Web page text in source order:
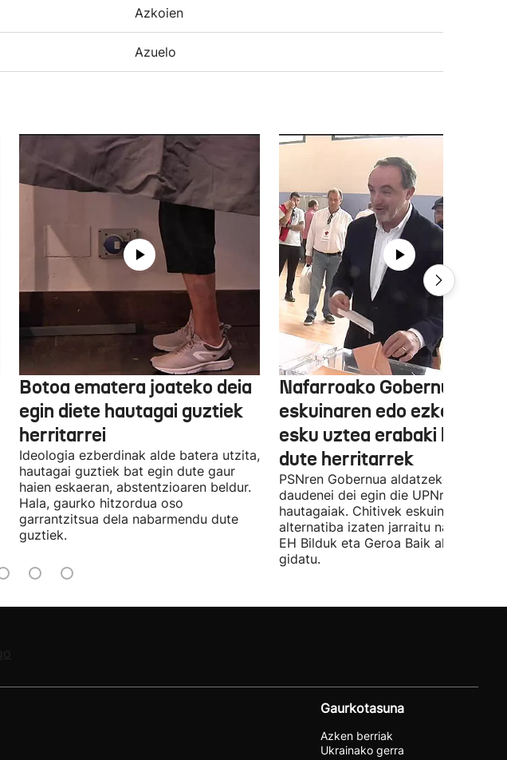
Azkoien
Azuelo
Botoa ematera joateko deia
egin diete hautagai guztiek
herritarrei
Ideologia ezberdinak alde batera utzita,
hautagai guztiek bat egin dute gaur
haien eskaeran, abstentzioaren beldur.
Hala, gaurko hitzordua oso
garrantzitsua dela nabarmendu dute
guztiek.
Nafarroako Gobernua
eskuinaren edo ezkerraren
esku uztea erabaki
dute herritarrek
PSNren Gobernua aldatzeko irrikitan
daudenei dei egin die UPNren
hautagaiak. Chitivek eskuinaren
alternatiba izaten jarraitu nahi du eta
EH Bilduk eta Geroa Baik aldaketa
gidatu.
Gaurkotasuna
Azken berriak
Ukrainako gerra